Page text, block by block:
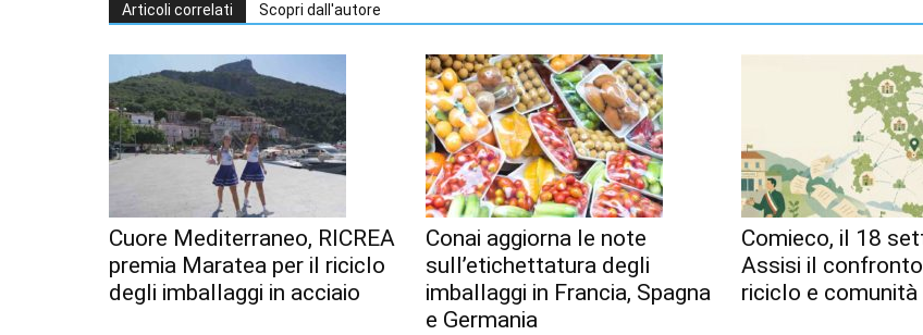
Articoli correlati Scopri dall'autore
Cuore Mediterraneo, RICREA
premia Maratea per il riciclo
degli imballaggi in acciaio
Conai aggiorna le note
sull’etichettatura degli
imballaggi in Francia, Spagna
e Germania
Comieco, il 18
Assisi il
riciclo e comunità